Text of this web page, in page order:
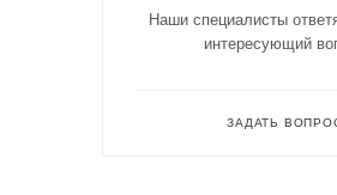
Наши специалисты
интересующий
ЗАДАТЬ